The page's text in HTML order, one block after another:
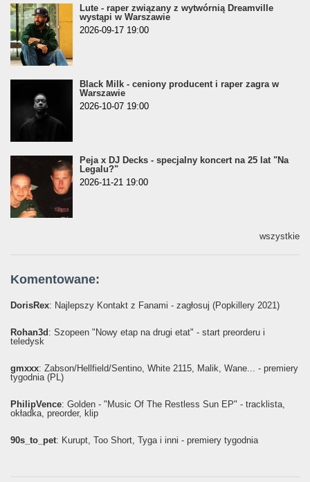
Lute - raper związany z wytwórnią Dreamville
wystąpi w Warszawie
2026-09-17 19:00
Black Milk - ceniony producent i raper zagra w
Warszawie
2026-10-07 19:00
Peja x DJ Decks - specjalny koncert na 25 lat "Na
Legalu?"
2026-11-21 19:00
wszystkie
Komentowane:
DorisRex: Najlepszy Kontakt z Fanami - zagłosuj (Popkillery 2021)
Rohan3d : Szopeen "Nowy etap na drugi etat" - start preorderu i
teledysk
gmxxx: Żabson/Hellfield/Sentino, White 2115, Malik, Wane... - premiery
tygodnia (PL)
PhilipVence: Golden - "Music Of The Restless Sun EP" - tracklista,
okładka, preorder, klip
90s_to_pet: Kurupt, Too Short, Tyga i inni - premiery tygodnia